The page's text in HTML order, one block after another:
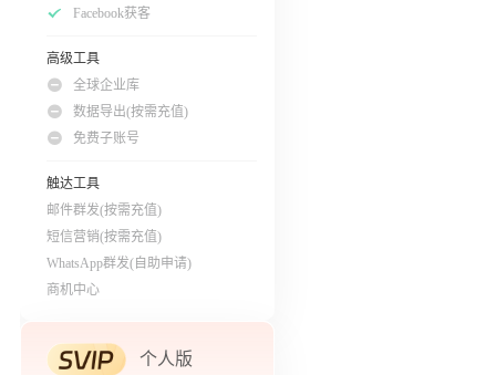
Facebook获客
高级工具
全球企业库
数据导出(按需充值)
免费子账号
触达工具
邮件群发(按需充值)
短信营销(按需充值)
WhatsApp群发(自助申请)
商机中心
个人版